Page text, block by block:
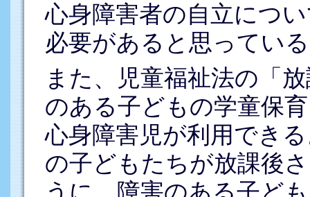
心身障害者の自立につ
必要があると思ってい
また、児童福祉法の「
のある子どもの学童保
心身障害児が利用でき
の子どもたちが放課後
うに、障害のある子ど